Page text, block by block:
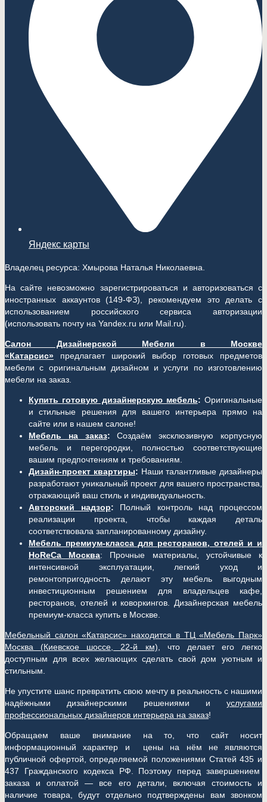
Яндекс карты
Владелец ресурса: Хмырова Наталья Николаевна.
На сайте невозможно зарегистрироваться и авторизоваться с
иностранных аккаунтов (149-ФЗ), рекомендуем это делать с
использованием российского сервиса авторизации
(использовать почту на Yandex.ru или Mail.ru).
Салон Дизайнерской Мебели в Москве
«Катарсис»
предлагает широкий выбор готовых предметов
мебели с оригинальным дизайном и услуги по изготовлению
мебели на заказ.
Купить готовую дизайнерскую мебель: Оригинальные
и стильные решения для вашего интерьера прямо на
сайте или в нашем салоне!
Мебель на заказ: Создаём эксклюзивную корпусную
мебель и перегородки, полностью соответствующие
вашим предпочтениям и требованиям.
Дизайн-проект квартиры: Наши талантливые дизайнеры
разработают уникальный проект для вашего пространства,
отражающий ваш стиль и индивидуальность.
Авторский надзор: Полный контроль над процессом
реализации проекта, чтобы каждая деталь
соответствовала запланированному дизайну.
Мебель премиум-класса для ресторанов, отелей и и
HoReCa Москва: Прочные материалы, устойчивые к
интенсивной эксплуатации, легкий уход и
ремонтопригодность делают эту мебель выгодным
инвестиционным решением для владельцев кафе,
ресторанов, отелей и коворкингов. Дизайнерская мебель
премиум-класса купить в Москве.
Мебельный салон «Катарсис» находится в ТЦ «Мебель Парк»
Москва (Киевское шоссе, 22-й км) , что делает его легко
доступным для всех желающих сделать свой дом уютным и
стильным.
Не упустите шанс превратить свою мечту в реальность с нашими
надёжными дизайнерскими решениями и услугами
профессиональных дизайнеров интерьера на заказ!
Обращаем ваше внимание на то, что сайт носит
информационный характер и цены на нём не являются
публичной офертой, определяемой положениями Статей 435 и
437 Гражданского кодекса РФ. Поэтому перед завершением
заказа и оплатой — все его детали, включая стоимость и
наличие товара, будут отдельно подтверждены вам звонком